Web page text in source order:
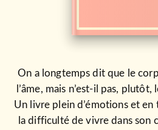
On a longtemps dit que le
l’âme, mais n’est-il pas,
Un livre plein d’émotions et en
la difficulté de vivre dans son